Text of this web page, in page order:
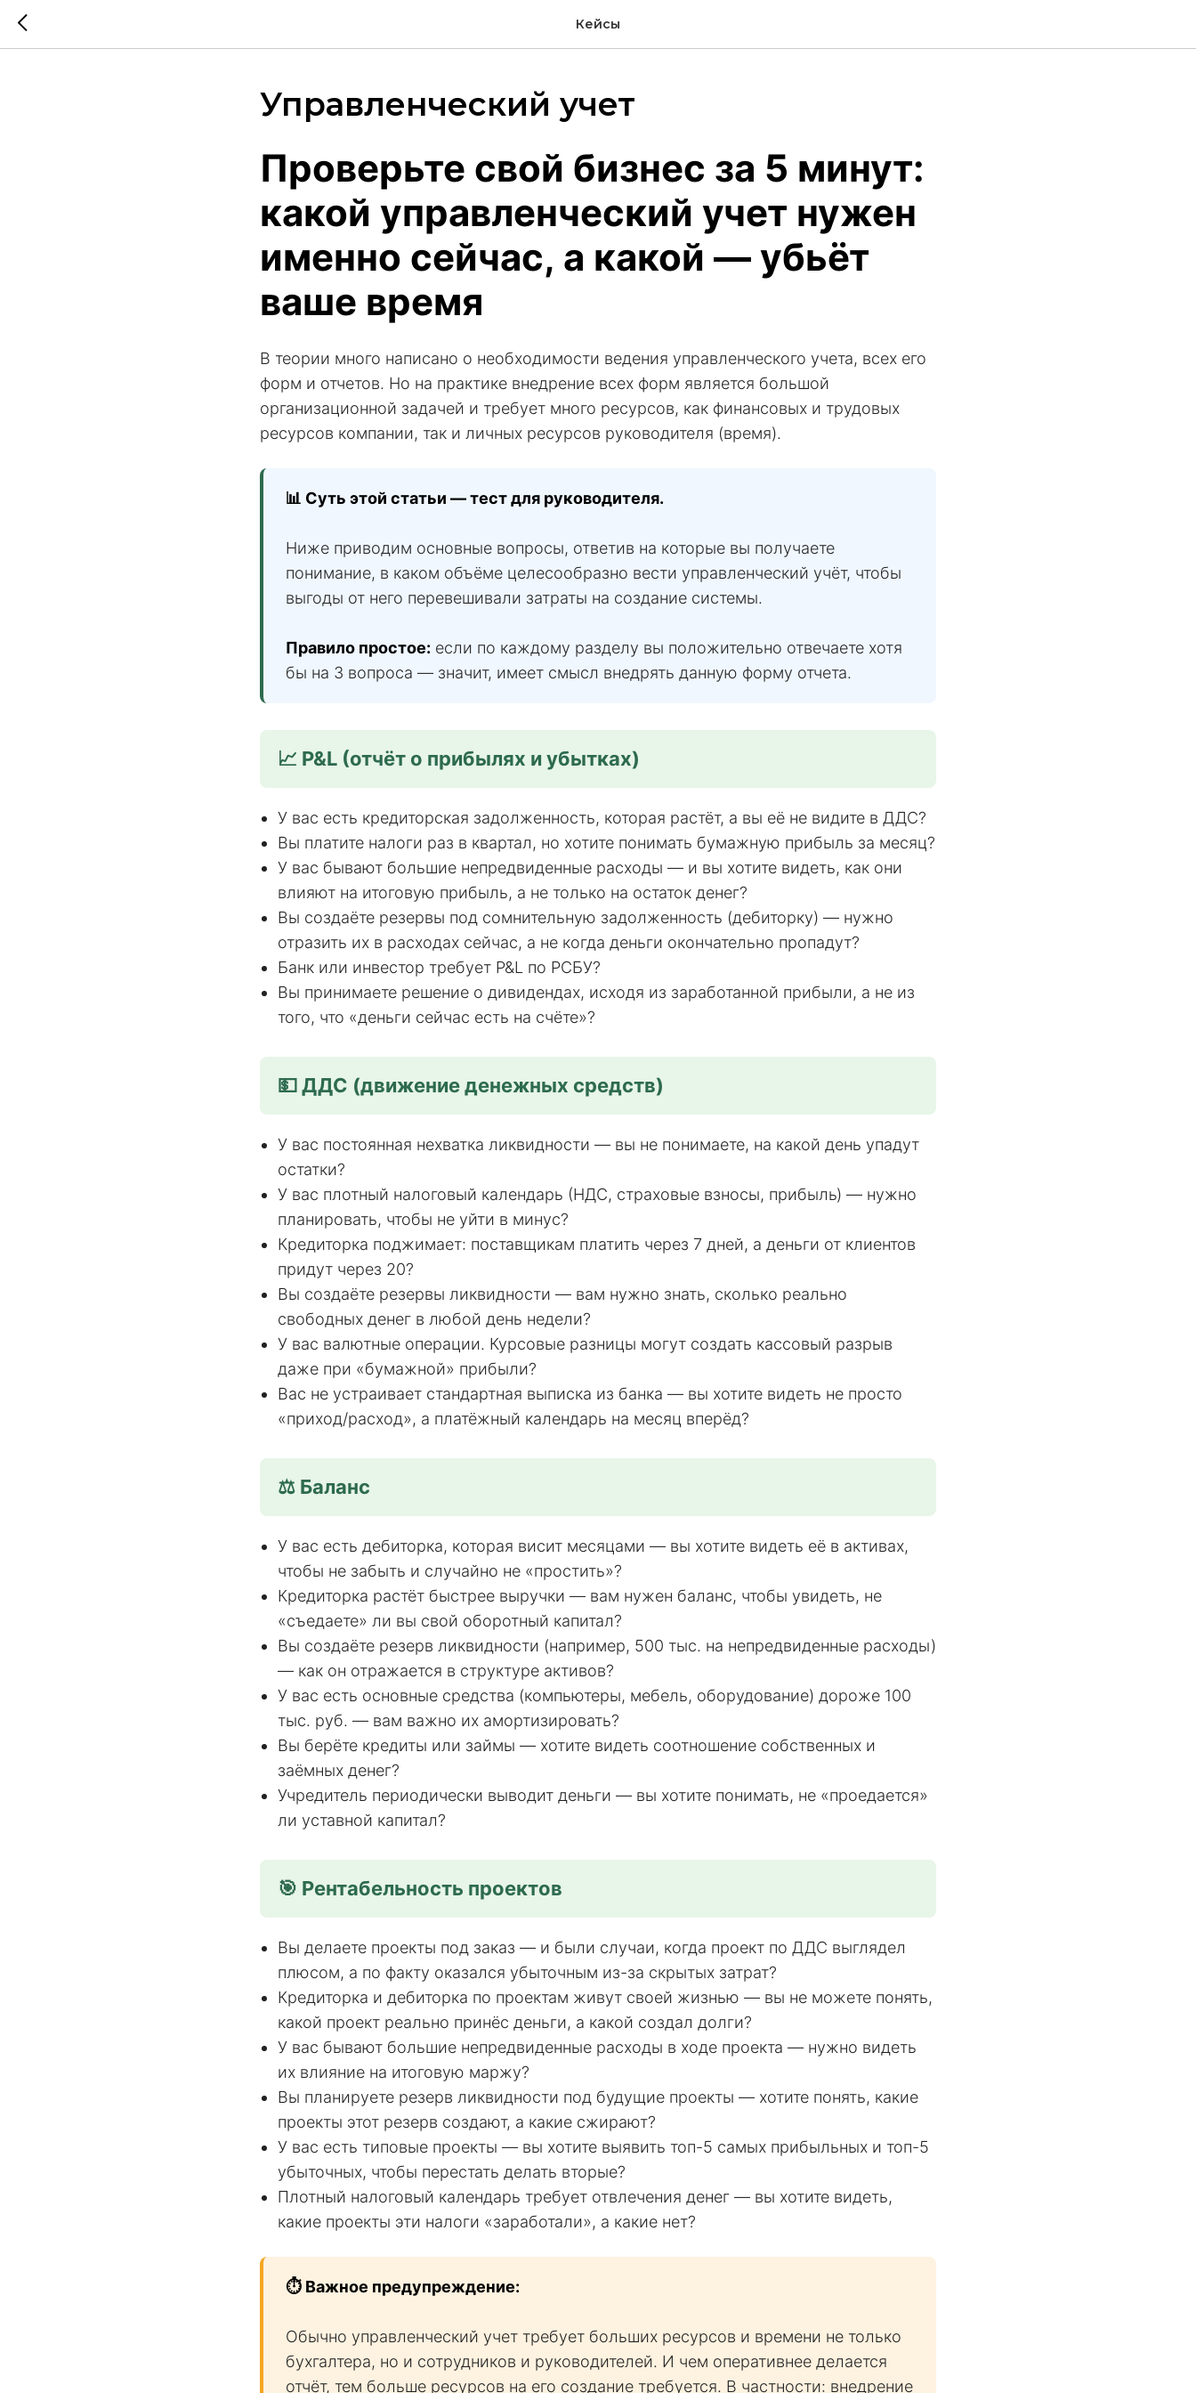
Кейсы
Управленческий учет
Проверьте свой бизнес за 5 минут:
какой управленческий учет нужен
именно сейчас, а какой — убьёт
ваше время
В теории много написано о необходимости ведения управленческого учета, всех его
форм и отчетов. Но на практике внедрение всех форм является большой
организационной задачей и требует много ресурсов, как финансовых и трудовых
ресурсов компании, так и личных ресурсов руководителя (время).
📊 Суть этой статьи — тест для руководителя.
Ниже приводим основные вопросы, ответив на которые вы получаете
понимание, в каком объёме целесообразно вести управленческий учёт, чтобы
выгоды от него перевешивали затраты на создание системы.
Правило простое: если по каждому разделу вы положительно отвечаете хотя
бы на 3 вопроса — значит, имеет смысл внедрять данную форму отчета.
📈 P&L (отчёт о прибылях и убытках)
У вас есть кредиторская задолженность, которая растёт, а вы её не видите в ДДС?
Вы платите налоги раз в квартал, но хотите понимать бумажную прибыль за месяц?
У вас бывают большие непредвиденные расходы — и вы хотите видеть, как они
влияют на итоговую прибыль, а не только на остаток денег?
Вы создаёте резервы под сомнительную задолженность (дебиторку) — нужно
отразить их в расходах сейчас, а не когда деньги окончательно пропадут?
Банк или инвестор требует P&L по РСБУ?
Вы принимаете решение о дивидендах, исходя из заработанной прибыли, а не из
того, что «деньги сейчас есть на счёте»?
💵 ДДС (движение денежных средств)
У вас постоянная нехватка ликвидности — вы не понимаете, на какой день упадут
остатки?
У вас плотный налоговый календарь (НДС, страховые взносы, прибыль) — нужно
планировать, чтобы не уйти в минус?
Кредиторка поджимает: поставщикам платить через 7 дней, а деньги от клиентов
придут через 20?
Вы создаёте резервы ликвидности — вам нужно знать, сколько реально
свободных денег в любой день недели?
У вас валютные операции. Курсовые разницы могут создать кассовый разрыв
даже при «бумажной» прибыли?
Вас не устраивает стандартная выписка из банка — вы хотите видеть не просто
«приход/расход», а платёжный календарь на месяц вперёд?
⚖️ Баланс
У вас есть дебиторка, которая висит месяцами — вы хотите видеть её в активах,
чтобы не забыть и случайно не «простить»?
Кредиторка растёт быстрее выручки — вам нужен баланс, чтобы увидеть, не
«съедаете» ли вы свой оборотный капитал?
Вы создаёте резерв ликвидности (например, 500 тыс. на непредвиденные расходы)
— как он отражается в структуре активов?
У вас есть основные средства (компьютеры, мебель, оборудование) дороже 100
тыс. руб. — вам важно их амортизировать?
Вы берёте кредиты или займы — хотите видеть соотношение собственных и
заёмных денег?
Учредитель периодически выводит деньги — вы хотите понимать, не «проедается»
ли уставной капитал?
🎯 Рентабельность проектов
Вы делаете проекты под заказ — и были случаи, когда проект по ДДС выглядел
плюсом, а по факту оказался убыточным из-за скрытых затрат?
Кредиторка и дебиторка по проектам живут своей жизнью — вы не можете понять,
какой проект реально принёс деньги, а какой создал долги?
У вас бывают большие непредвиденные расходы в ходе проекта — нужно видеть
их влияние на итоговую маржу?
Вы планируете резерв ликвидности под будущие проекты — хотите понять, какие
проекты этот резерв создают, а какие сжирают?
У вас есть типовые проекты — вы хотите выявить топ-5 самых прибыльных и топ-5
убыточных, чтобы перестать делать вторые?
Плотный налоговый календарь требует отвлечения денег — вы хотите видеть,
какие проекты эти налоги «заработали», а какие нет?
⏱️ Важное предупреждение:
Обычно управленческий учет требует больших ресурсов и времени не только
бухгалтера, но и сотрудников и руководителей. И чем оперативнее делается
отчёт, тем больше ресурсов на его создание требуется. В частности: внедрение